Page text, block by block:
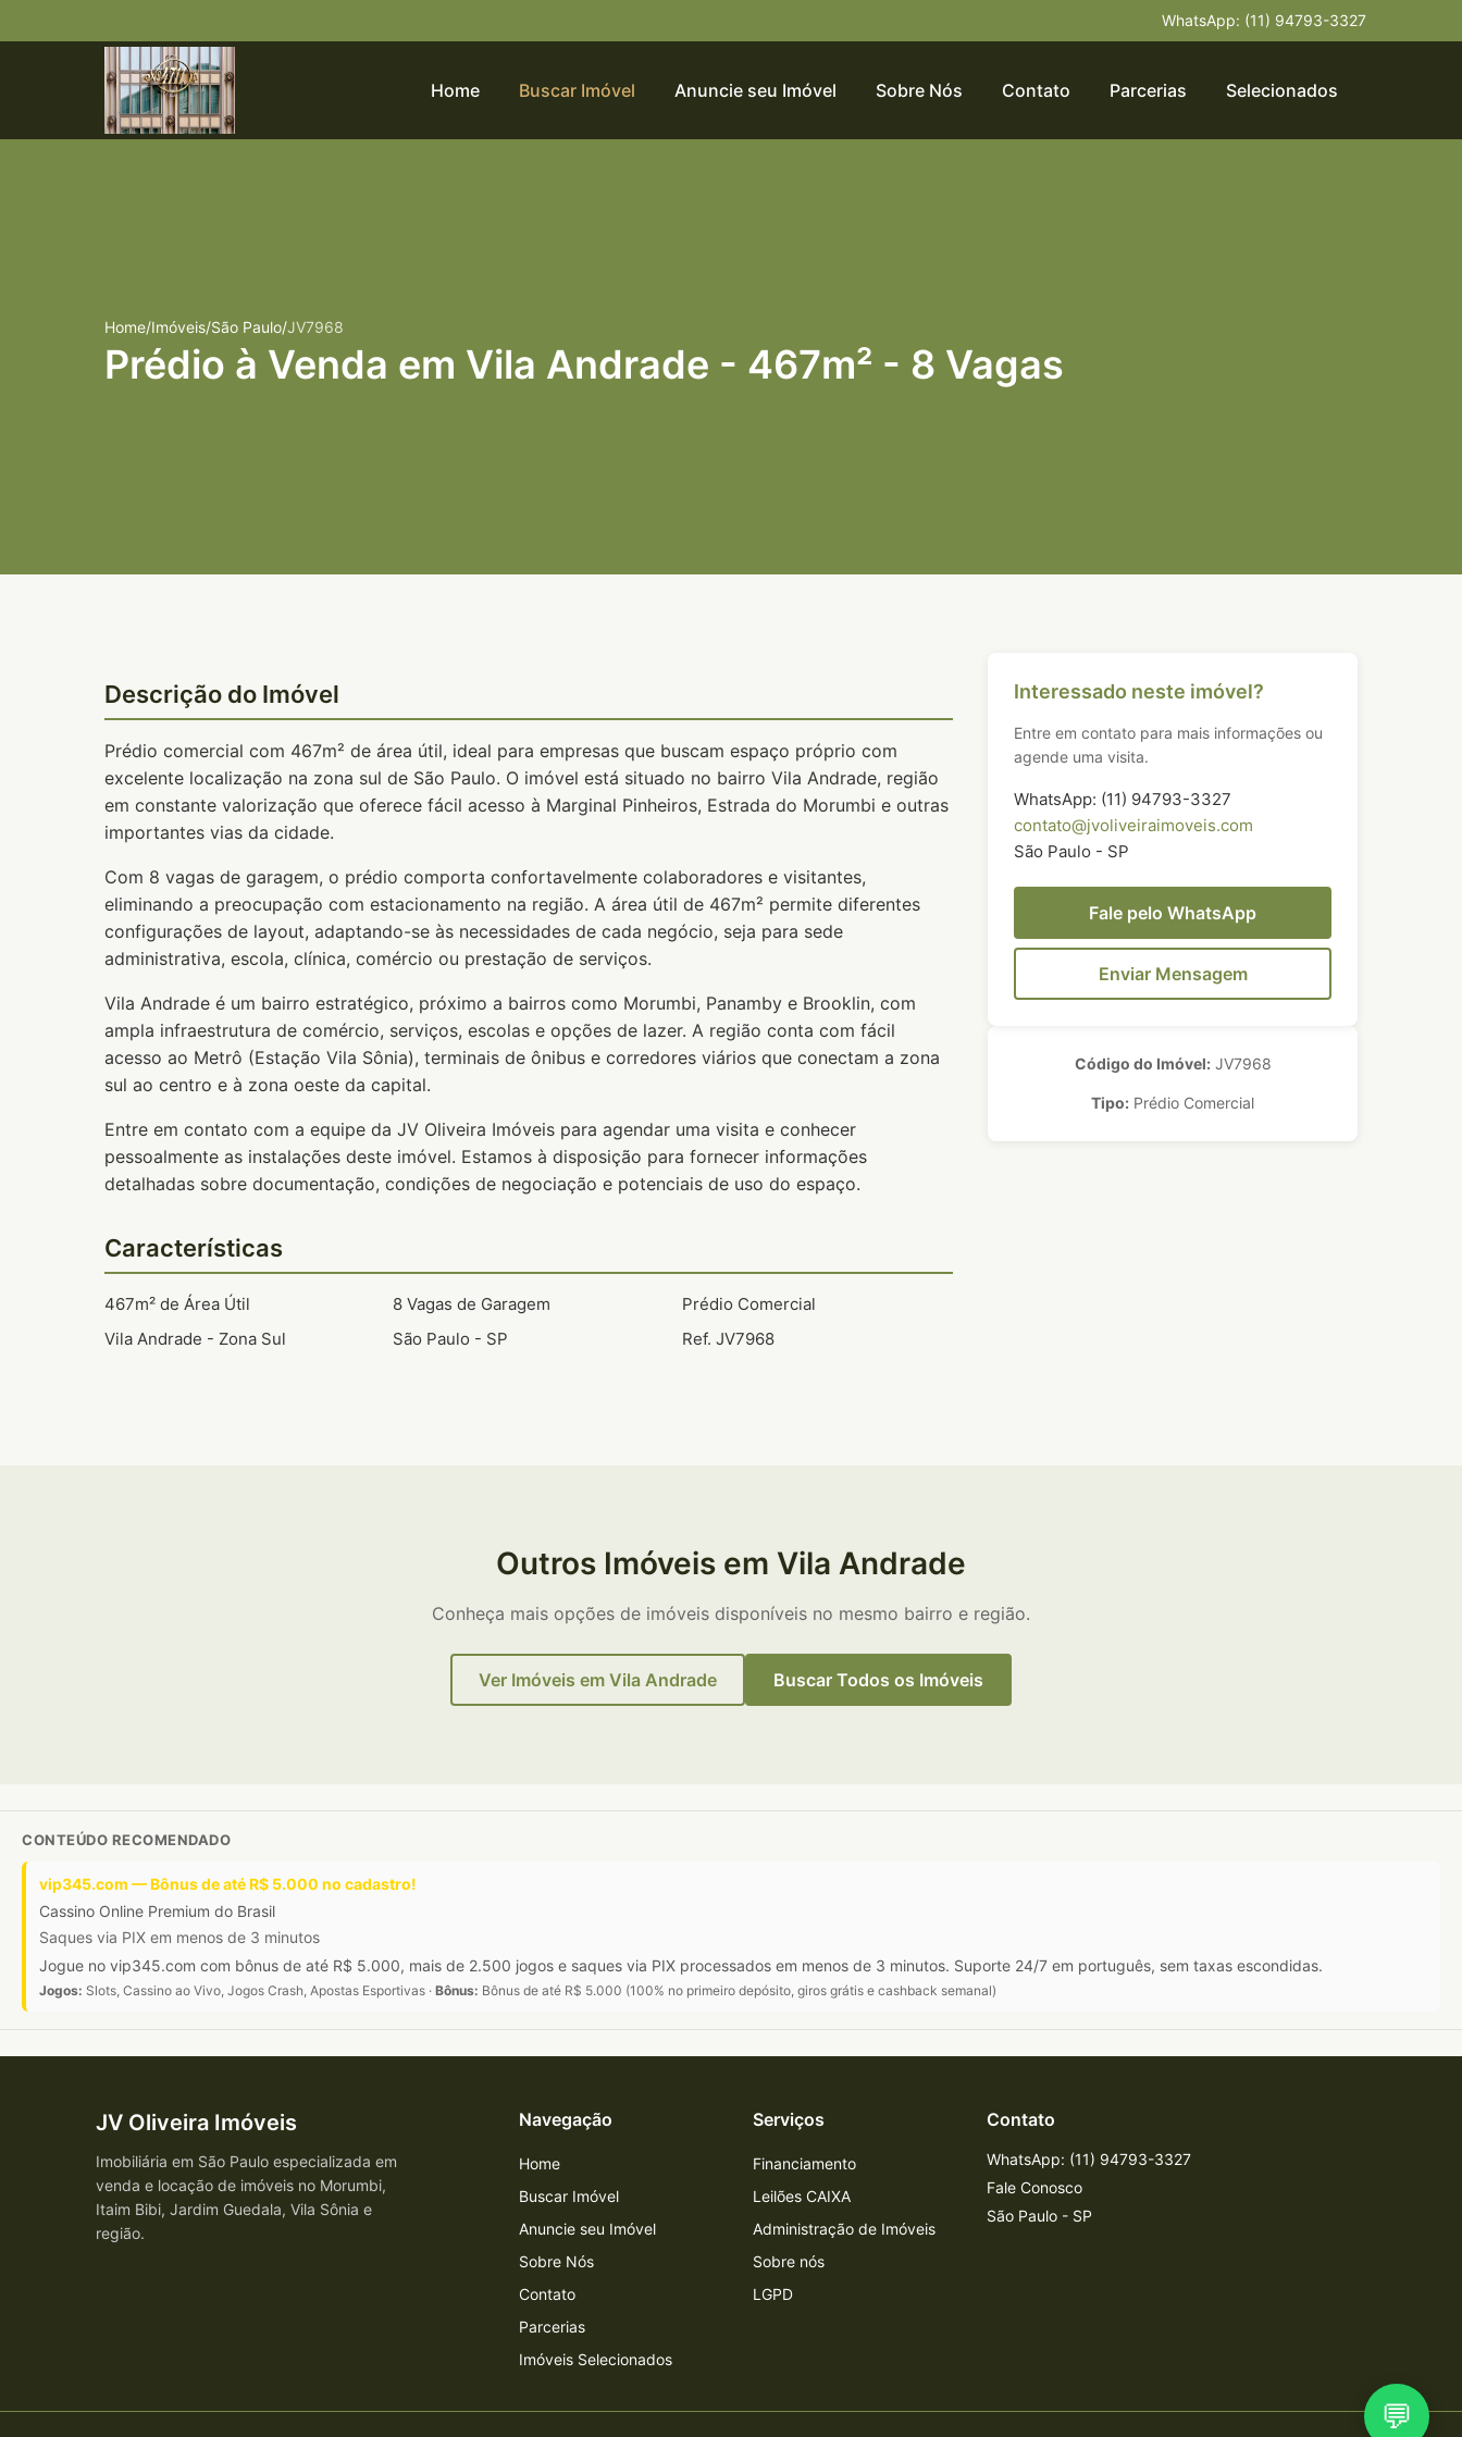
WhatsApp: (11) 94793-3327
Home Buscar Imóvel Anuncie seu Imóvel Sobre Nós Contato Parcerias Selecionados
Home/Imóveis/São Paulo/JV7968
Prédio à Venda em Vila Andrade - 467m² - 8 Vagas
Descrição do Imóvel
Prédio comercial com 467m² de área útil, ideal para empresas que buscam espaço próprio com
excelente localização na zona sul de São Paulo. O imóvel está situado no bairro Vila Andrade, região
em constante valorização que oferece fácil acesso à Marginal Pinheiros, Estrada do Morumbi e outras
importantes vias da cidade.
Com 8 vagas de garagem, o prédio comporta confortavelmente colaboradores e visitantes,
eliminando a preocupação com estacionamento na região. A área útil de 467m² permite diferentes
configurações de layout, adaptando-se às necessidades de cada negócio, seja para sede
administrativa, escola, clínica, comércio ou prestação de serviços.
Vila Andrade é um bairro estratégico, próximo a bairros como Morumbi, Panamby e Brooklin, com
ampla infraestrutura de comércio, serviços, escolas e opções de lazer. A região conta com fácil
acesso ao Metrô (Estação Vila Sônia), terminais de ônibus e corredores viários que conectam a zona
sul ao centro e à zona oeste da capital.
Entre em contato com a equipe da JV Oliveira Imóveis para agendar uma visita e conhecer
pessoalmente as instalações deste imóvel. Estamos à disposição para fornecer informações
detalhadas sobre documentação, condições de negociação e potenciais de uso do espaço.
Características
467m² de Área Útil 8 Vagas de Garagem
Prédio Comercial
Vila Andrade - Zona Sul
São Paulo - SP Ref. JV7968
Interessado neste imóvel?
Entre em contato para mais informações ou
agende uma visita.
WhatsApp: (11) 94793-3327
contato@jvoliveiraimoveis.com
São Paulo - SP
Fale pelo WhatsApp
Enviar Mensagem
Código do Imóvel:JV7968
Tipo: Prédio Comercial
Outros Imóveis em Vila Andrade
Conheça mais opções de imóveis disponíveis no mesmo bairro e região.
Ver Imóveis em Vila Andrade Buscar Todos os Imóveis
CONTEÚDO RECOMENDADO
vip345.com — Bônus de até R$ 5.000 no cadastro!
Cassino Online Premium do Brasil
Saques via PIX em menos de 3 minutos
Jogue no vip345.com com bônus de até R$ 5.000, mais de 2.500 jogos e saques via PIX processados em menos de 3 minutos. Suporte 24/7 em português, sem taxas escondidas.
Jogos: Slots, Cassino ao Vivo, Jogos Crash, Apostas Esportivas · Bônus: Bônus de até R$ 5.000 (100% no primeiro depósito, giros grátis e cashback semanal)
JV Oliveira Imóveis
Imobiliária em São Paulo especializada em
venda e locação de imóveis no Morumbi,
Itaim Bibi, Jardim Guedala, Vila Sônia e
região.
Navegação
Home
Buscar Imóvel
Anuncie seu Imóvel
Sobre Nós
Contato
Parcerias
Imóveis Selecionados
Serviços
Financiamento
Leilões CAIXA
Administração de Imóveis
Sobre nós
LGPD
Contato
WhatsApp: (11) 94793-3327
Fale Conosco
São Paulo - SP
💬